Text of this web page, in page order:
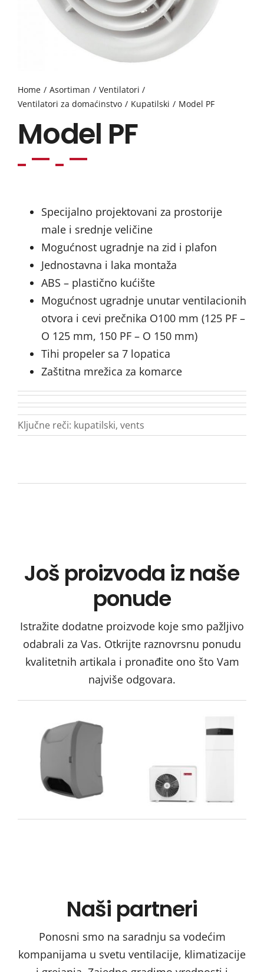
Home Asortiman
Ventilatori
Ventilatori za domaćinstvo
Kupatilski Model PF
Model PF
Specijalno projektovani za prostorije
male i srednje veličine
Mogućnost ugradnje na zid i plafon
Jednostavna i laka montaža
ABS – plastično kućište
Mogućnost ugradnje unutar ventilacionih
otvora i cevi prečnika O100 mm (125 PF –
O 125 mm, 150 PF – O 150 mm)
Tihi propeler sa 7 lopatica
Zaštitna mrežica za komarce
Ključne reči: kupatilski, vents
Još proizvoda iz naše
ponude
Istražite dodatne proizvode koje smo pažljivo
odabrali za Vas. Otkrijte raznovrsnu ponudu
kvalitetnih artikala i pronađite ono što Vam
najviše odgovara.
ARISTON
toplotna
pumpa
Naši partneri
Ponosni smo na saradnju sa vodećim
kompanijama u svetu ventilacije, klimatizacije